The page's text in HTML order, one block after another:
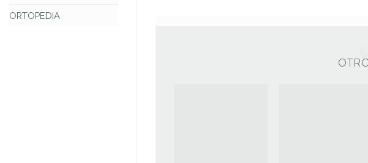
ORTOPEDIA